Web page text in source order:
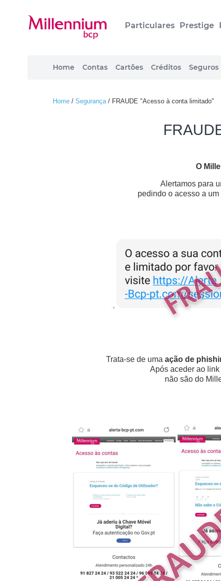
Particulares Prestige
Home Contas Cartões Créditos Seguros
Home / Segurança/ FRAUDE "Acesso à conta limitado"
O
Alertamos para
pedindo o acesso a
Trata-se de uma ação de
Após aceder ao
não são do